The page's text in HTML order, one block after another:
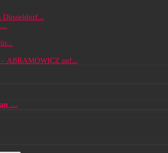
Düsseldorf...
– ABRAMOWICZ auf...
an …